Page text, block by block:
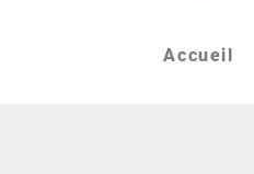
Accueil